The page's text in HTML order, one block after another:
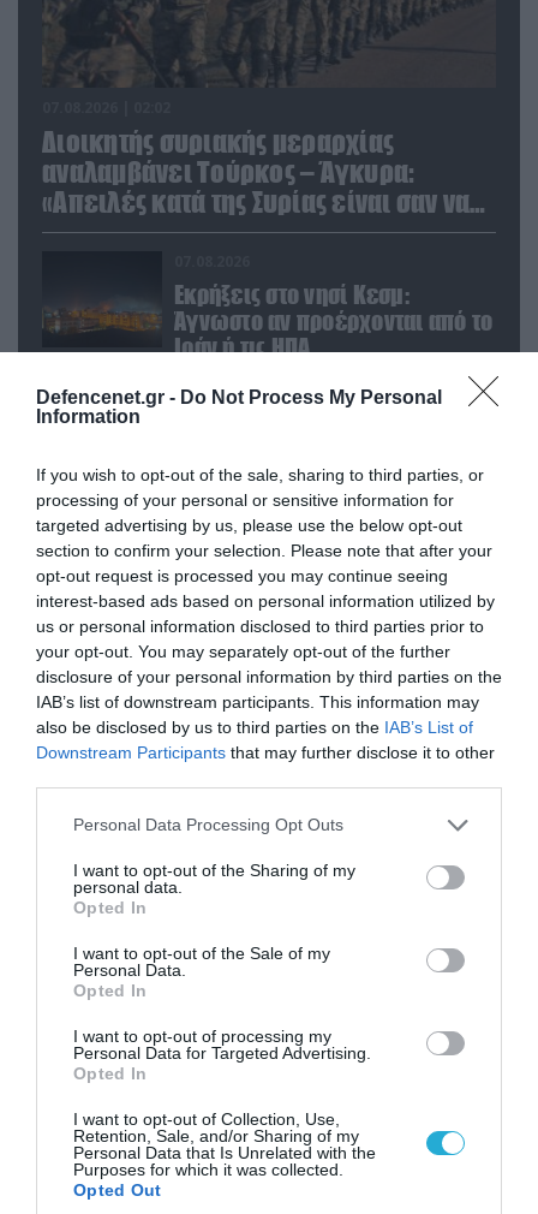
Defencenet.gr - Do Not Process My Personal
Information
If you wish to opt-out of the sale, sharing to third parties, or
processing of your personal or sensitive information for
targeted advertising by us, please use the below opt-out
section to confirm your selection. Please note that after your
opt-out request is processed you may continue seeing
interest-based ads based on personal information utilized by
us or personal information disclosed to third parties prior to
your opt-out. You may separately opt-out of the further
disclosure of your personal information by third parties on the
IAB’s list of downstream participants. This information may
also be disclosed by us to third parties on the IAB’s List of
Downstream Participants that may further disclose it to other
Please note that this website/app uses one or more Google
not limited to your visit or usage behaviour. You may click to
grant or deny consent to Google and its third-party tags to
use your data for below specified purposes in below Google
consent section.
Personal Data Processing Opt Outs
I want to opt-out of the Sharing of my
personal data.
Opted In
I want to opt-out of the Sale of my
Personal Data.
Opted In
I want to opt-out of processing my
Personal Data for Targeted Advertising.
Opted In
I want to opt-out of Collection, Use,
Retention, Sale, and/or Sharing of my
Personal Data that Is Unrelated with the
Purposes for which it was collected.
Opted Out
Διοικητής συριακής μεραρχίας
αναλαμβάνει Τούρκος – Άγκυρα:
«Απειλές κατά της Συρίας είναι σαν να
απειλούν εμάς»
Εκρήξεις στο νησί Κεσμ:
Άγνωστο αν προέρχονται από το
Ιράν ή τις ΗΠΑ
07.08.2026
κεφαλές που η κάθε μία μπορεί
να καταστρέψει «μία
Θεσσαλονίκη»
07.08.2026
Το σχέδιο των ισραηλινών για
να πείσουν τον Ν.Τραμπ να
χτυπήσει το Ιράν – Η εμπλοκή
του Μ.Αχμαντινετζάντ
07.08.2026
Έκρηξη σε παγιδευμένο
λεωφορείο κοντά στη Δαμασκό
– Αναφορές για νεκρούς και
τραυματίες (βίντεο)
POPULAR 24H
06.08.2026 | 00:02